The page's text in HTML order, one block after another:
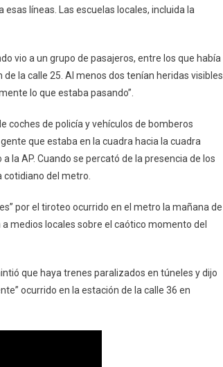
esas líneas. Las escuelas locales, incluida la
vio a un grupo de pasajeros, entre los que había
la calle 25. Al menos dos tenían heridas visibles
lo que estaba pasando”.
coches de policía y vehículos de bomberos
que estaba en la cuadra hacia la cuadra
la AP. Cuando se percató de la presencia de los
del metro.
por el tiroteo ocurrido en el metro la mañana de
medios locales sobre el caótico momento del
que haya trenes paralizados en túneles y dijo
ocurrido en la estación de la calle 36 en